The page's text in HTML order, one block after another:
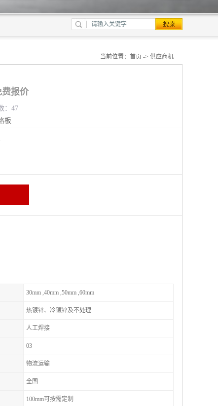
当前位置： 首页 -> 供应商机
报价
：47
板
30mm ,40mm ,50mm ,60mm
热镀锌、冷镀锌及不处理
人工焊接
03
物流运输
全国
100mm可按需定制